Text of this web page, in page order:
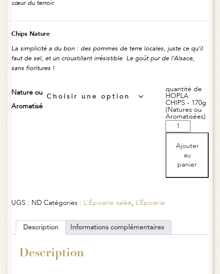
cœur du terroir.
Chips Nature
La simplicité a du bon : des pommes de terre locales, juste ce qu’il
faut de sel, et un croustillant irrésistible. Le goût pur de l’Alsace,
sans fioritures !
Nature ou
Aromatisé
quantité de
HOPLA
CHIPS - 170g
(Natures ou
Aromatisées)
Ajouter
au
panier
UGS : ND Catégories : L'Épicerie salée, L’Épicerie
Description Informations complémentaires
Description